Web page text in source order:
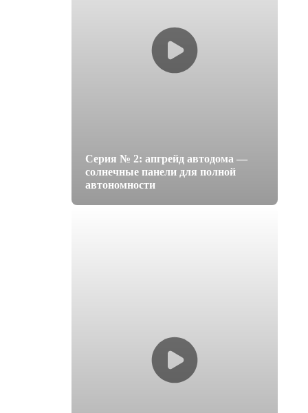
Серия № 2: апгрейд автодома —
солнечные панели для полной
автономности